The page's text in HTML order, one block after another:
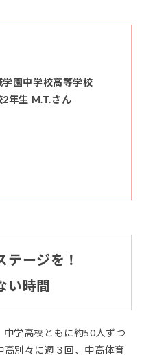
学園中学校高等学校
2年生 M.T.さん
ージを！
い時間
学高校ともに約50人ずつ
高別々に週３回、中高体育